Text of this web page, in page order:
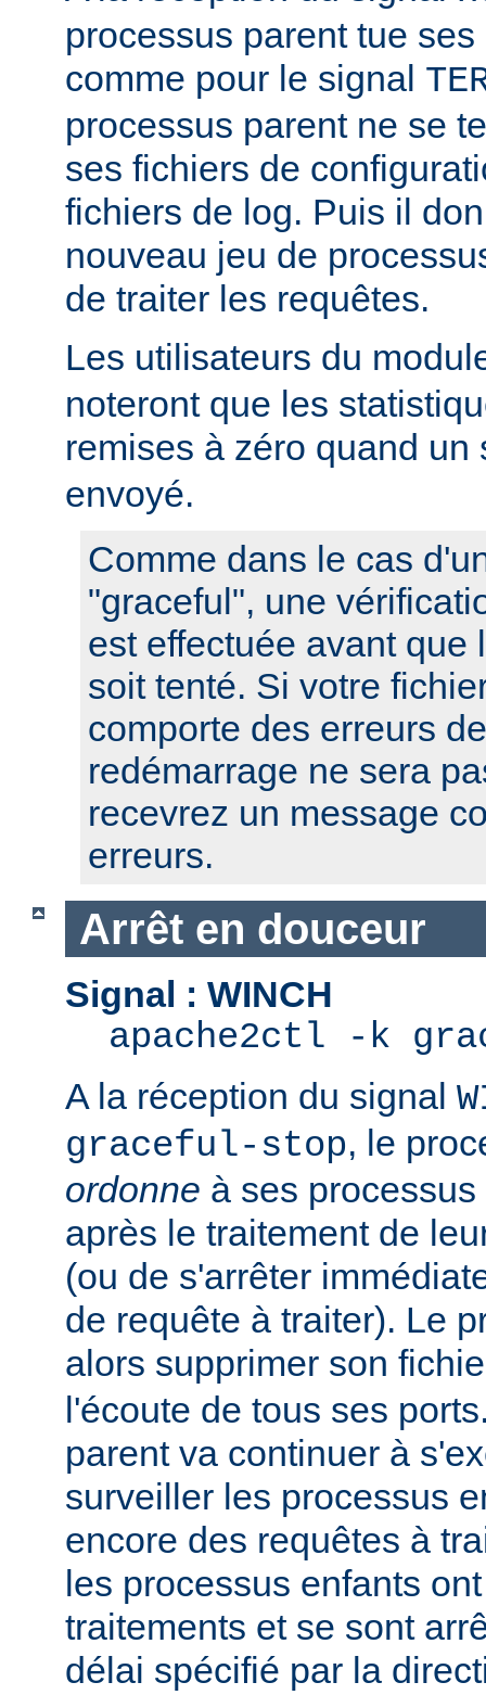
processus parent tue
comme pour le signal
processus parent ne se
ses fichiers de
fichiers de log. Puis il
nouveau jeu de
de traiter les requêtes.
Les utilisateurs du
noteront que les
remises à zéro quand
envoyé.
Comme dans le cas
"graceful", une
est effectuée avant que
soit tenté. Si votre
comporte des erreurs
redémarrage ne sera
recevrez un message
erreurs.
Arrêt en douceur
Signal : WINCH
apache2ctl -k
A la réception du signal
graceful-stop, le
ordonne à ses
après le traitement de
(ou de s'arrêter
de requête à traiter). Le
alors supprimer son
l'écoute de tous ses
parent va continuer à
surveiller les processus
encore des requêtes à
les processus enfants
traitements et se sont
délai spécifié par la